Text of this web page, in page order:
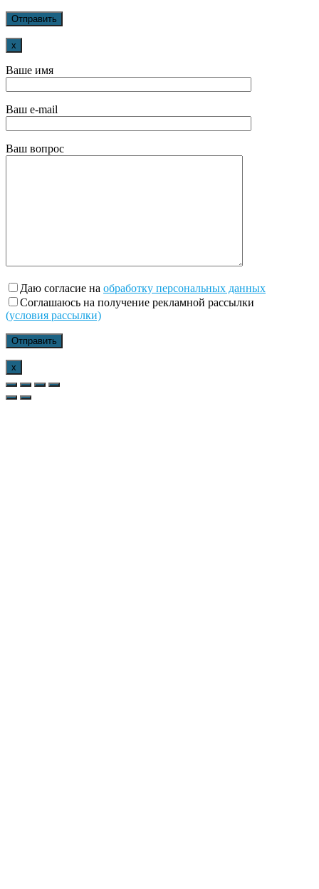
x
Ваше имя
Ваш e-mail
Ваш вопрос
Даю согласие на обработку персональных данных
Соглашаюсь на получение рекламной рассылки
(условия рассылки)
x